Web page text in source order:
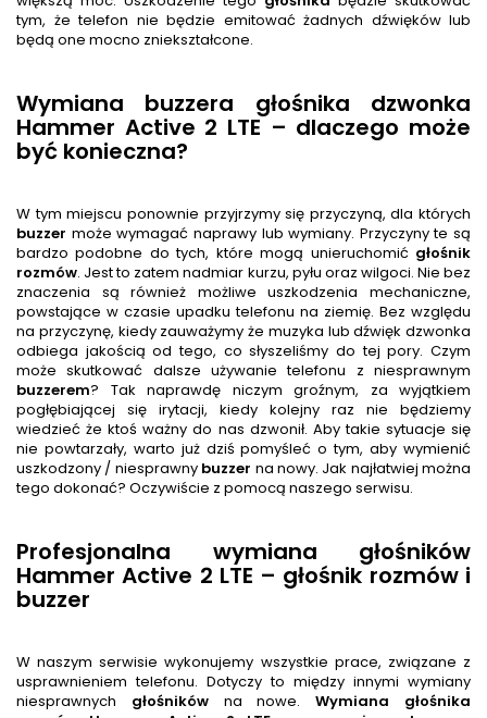
tym, że telefon nie będzie emitować żadnych dźwięków lub
będą one mocno zniekształcone.
Wymiana buzzera głośnika dzwonka
Hammer Active 2 LTE – dlaczego może
być konieczna?
W tym miejscu ponownie przyjrzymy się przyczyną, dla których
buzzer może wymagać naprawy lub wymiany. Przyczyny te są
bardzo podobne do tych, które mogą unieruchomić głośnik
rozmów. Jest to zatem nadmiar kurzu, pyłu oraz wilgoci. Nie bez
znaczenia są również możliwe uszkodzenia mechaniczne,
powstające w czasie upadku telefonu na ziemię. Bez względu
na przyczynę, kiedy zauważymy że muzyka lub dźwięk dzwonka
odbiega jakością od tego, co słyszeliśmy do tej pory. Czym
może skutkować dalsze używanie telefonu z niesprawnym
buzzerem? Tak naprawdę niczym groźnym, za wyjątkiem
pogłębiającej się irytacji, kiedy kolejny raz nie będziemy
wiedzieć że ktoś ważny do nas dzwonił. Aby takie sytuacje się
nie powtarzały, warto już dziś pomyśleć o tym, aby wymienić
uszkodzony / niesprawny buzzer na nowy. Jak najłatwiej można
tego dokonać? Oczywiście z pomocą naszego serwisu.
Profesjonalna wymiana głośników
Hammer Active 2 LTE – głośnik rozmów i
buzzer
W naszym serwisie wykonujemy wszystkie prace, związane z
usprawnieniem telefonu. Dotyczy to między innymi wymiany
niesprawnych głośnikówna nowe.Wymiana głośnika